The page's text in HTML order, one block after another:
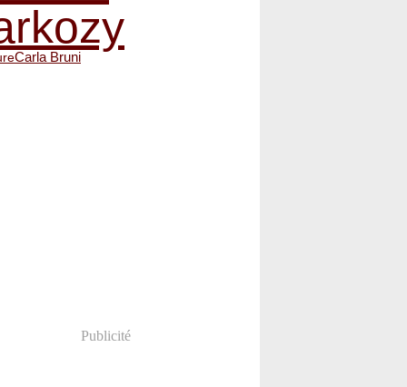
Carla Bruni
Publicité